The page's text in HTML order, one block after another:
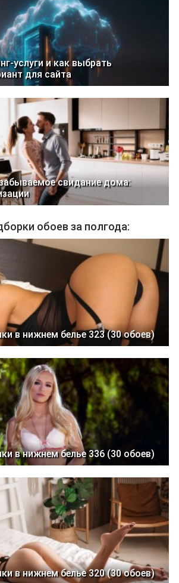
услуги и как выбрать
для сайта
свидание дома:
обоев за полгода:
в нижнем белье 323 (30 обоев)
в нижнем белье 336 (30 обоев)
в нижнем белье 320 (30 обоев)